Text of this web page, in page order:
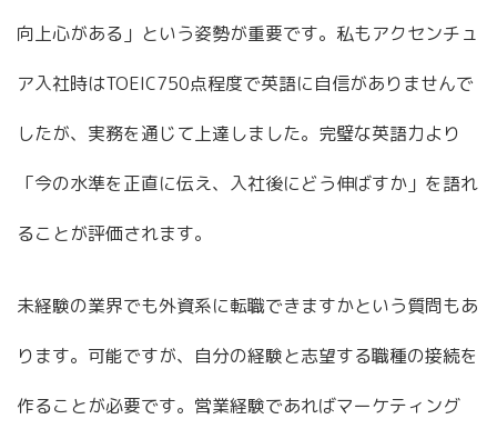
向上心がある」という姿勢が重要です。私もアクセンチュ
ア入社時はTOEIC750点程度で英語に自信がありませんで
したが、実務を通じて上達しました。完璧な英語力より
「今の水準を正直に伝え、入社後にどう伸ばすか」を語れ
ることが評価されます。
未経験の業界でも外資系に転職できますかという質問もあ
ります。可能ですが、自分の経験と志望する職種の接続を
作ることが必要です。営業経験であればマーケティング